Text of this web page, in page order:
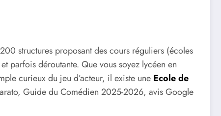
structures proposant des cours réguliers (écoles
parfois déroutante. Que vous soyez lycéen en
curieux du jeu d’acteur, il existe une Ecole de
Guide du Comédien 2025-2026, avis Google